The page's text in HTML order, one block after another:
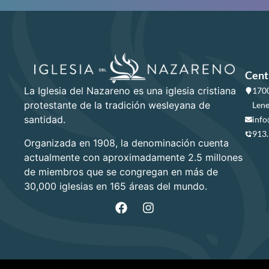
La Iglesia del Nazareno es una iglesia cristiana
protestante de la tradición wesleyana de
santidad.
Organizada en 1908, la denominación cuenta
actualmente con aproximadamente 2.5 millones
de miembros que se congregan en más de
30,000 iglesias en 165 áreas del mundo.